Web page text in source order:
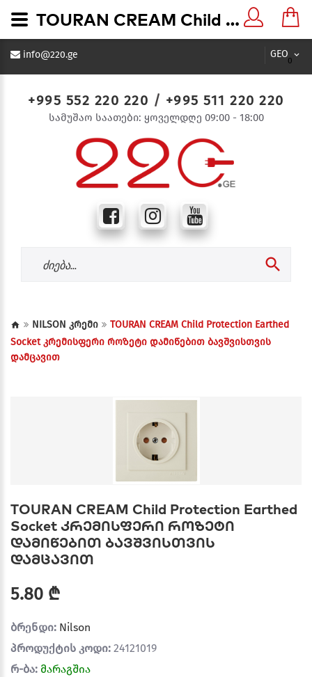
GEO
0
info@220.ge
+995 552 220 220 / +995 511 220 220
სამუშაო საათები: ყოველდღე 09:00 - 18:00
NILSON კრემი
TOURAN CREAM Child Protection Earthed
Socket კრემისფერი როზეტი დამიწებით ბავშვისთვის
დამცავით
TOURAN CREAM Child Protection Earthed
Socket კრემისფერი როზეტი
დამიწებით ბავშვისთვის
დამცავით
5.80 ₾
ბრენდი: Nilson
პროდუქტის კოდი: 24121019
რ-ბა: მარაგშია
TOURAN CREAM Child Protection Earthed Socket კრემისფერი როზეტი დამიწებით ბავშვისთვის დამცავით - 220.ge